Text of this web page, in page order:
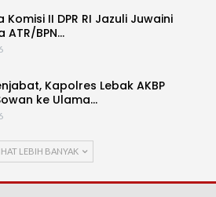
II DPR RI Jazuli Juwaini
ATR/BPN…
Kapolres Lebak AKBP
ke Ulama…
LEBIH BANYAK